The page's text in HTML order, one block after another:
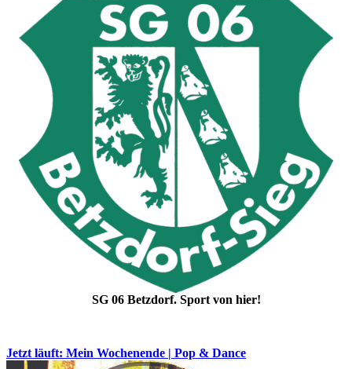
SG 06 Betzdorf. Sport von hier!
Jetzt läuft: Mein Wochenende | Pop & Dance